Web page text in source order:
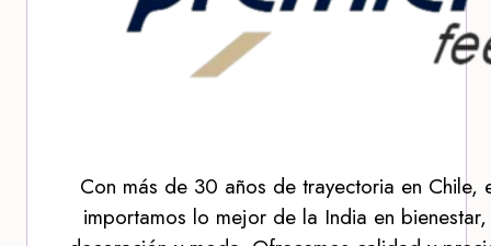
Con más de 30 años de trayectoria en Chile,
importamos lo mejor de la India en